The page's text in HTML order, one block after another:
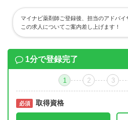
マイナビ薬剤師ご登録後、担当のアドバイ
この求人についてご案内差し上げます！
1分で登録完了
1 2 3
必須 取得資格